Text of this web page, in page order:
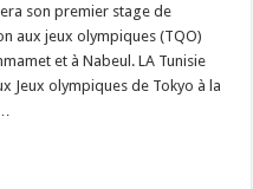
son premier stage de
aux jeux olympiques (TQO)
et à Nabeul. LA Tunisie
Jeux olympiques de Tokyo à la